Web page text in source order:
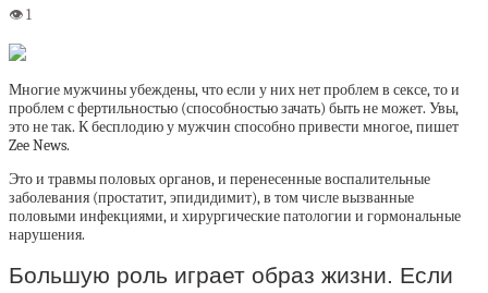
Многие мужчины убеждены, что если у них нет проблем в сексе, то и
проблем с фертильностью (способностью зачать) быть не может. Увы,
это не так. К бесплодию у мужчин способно привести многое, пишет
Zee News.
Это и травмы половых органов, и перенесенные воспалительные
заболевания (простатит, эпидидимит), в том числе вызванные
половыми инфекциями, и хирургические патологии и гормональные
нарушения.
Большую роль играет образ жизни. Если